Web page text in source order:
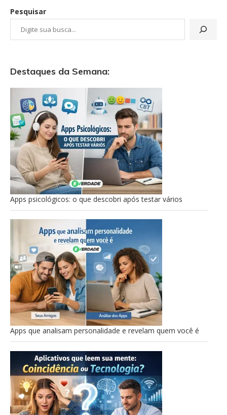
Pesquisar
Destaques da Semana:
Apps psicológicos: o que descobri após testar vários
Apps que analisam personalidade e revelam quem você é